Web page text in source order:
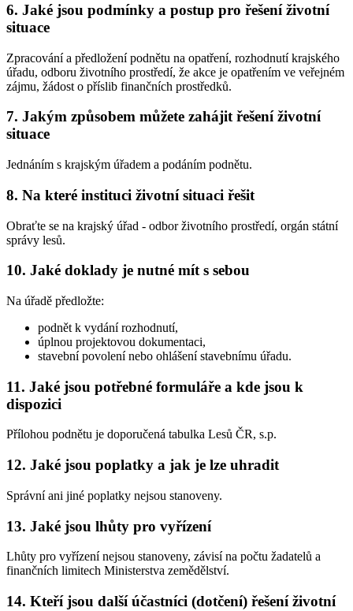
6. Jaké jsou podmínky a postup pro řešení životní
situace
Zpracování a předložení podnětu na opatření, rozhodnutí krajského
úřadu, odboru životního prostředí, že akce je opatřením ve veřejném
zájmu, žádost o příslib finančních prostředků.
7. Jakým způsobem můžete zahájit řešení životní
situace
Jednáním s krajským úřadem a podáním podnětu.
8. Na které instituci životní situaci řešit
Obraťte se na krajský úřad - odbor životního prostředí, orgán státní
správy lesů.
10. Jaké doklady je nutné mít s sebou
Na úřadě předložte:
podnět k vydání rozhodnutí,
úplnou projektovou dokumentaci,
stavební povolení nebo ohlášení stavebnímu úřadu.
11. Jaké jsou potřebné formuláře a kde jsou k
dispozici
Přílohou podnětu je doporučená tabulka Lesů ČR, s.p.
12. Jaké jsou poplatky a jak je lze uhradit
Správní ani jiné poplatky nejsou stanoveny.
13. Jaké jsou lhůty pro vyřízení
Lhůty pro vyřízení nejsou stanoveny, závisí na počtu žadatelů a
finančních limitech Ministerstva zemědělství.
14. Kteří jsou další účastníci (dotčení) řešení životní